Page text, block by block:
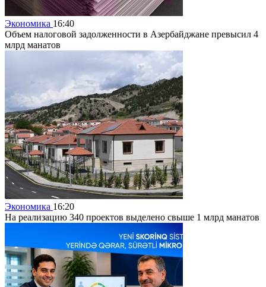
Экономика 16:40
Объем налоговой задолженности в Азербайджане превысил 4
млрд манатов
Экономика 16:20
На реализацию 340 проектов выделено свыше 1 млрд манатов